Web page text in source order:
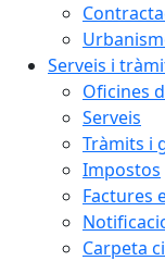
Serveis i
Oficines
Serveis
Tràmits i
Impostos
Factures
Carpeta